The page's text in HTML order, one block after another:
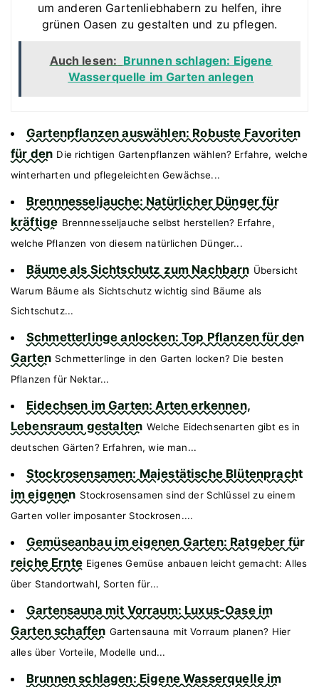
um anderen Gartenliebhabern zu helfen, ihre
grünen Oasen zu gestalten und zu pflegen.
Auch lesen: Brunnen schlagen: Eigene
Wasserquelle im Garten anlegen
Gartenpflanzen auswählen: Robuste Favoriten
für den Die richtigen Gartenpflanzen wählen? Erfahre, welche
winterharten und pflegeleichten Gewächse...
Brennnesseljauche: Natürlicher Dünger für
kräftige Brennnesseljauche selbst herstellen? Erfahre,
welche Pflanzen von diesem natürlichen Dünger...
Bäume als Sichtschutz zum Nachbarn Übersicht
Warum Bäume als Sichtschutz wichtig sind Bäume als
Sichtschutz...
Schmetterlinge anlocken: Top Pflanzen für den
Garten Schmetterlinge in den Garten locken? Die besten
Pflanzen für Nektar...
Eidechsen im Garten: Arten erkennen,
Lebensraum gestalten Welche Eidechsenarten gibt es in
deutschen Gärten? Erfahren, wie man...
Stockrosensamen: Majestätische Blütenpracht
im eigenen Stockrosensamen sind der Schlüssel zu einem
Garten voller imposanter Stockrosen....
Gemüseanbau im eigenen Garten: Ratgeber für
reiche Ernte Eigenes Gemüse anbauen leicht gemacht: Alles
über Standortwahl, Sorten für...
Gartensauna mit Vorraum: Luxus-Oase im
Garten schaffen Gartensauna mit Vorraum planen? Hier
alles über Vorteile, Modelle und...
Brunnen schlagen: Eigene Wasserquelle im